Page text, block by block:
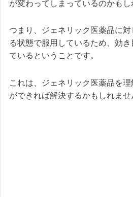
が変わってしまっているのかもし
つまり、ジェネリック医薬品に
る状態で服用しているため、効
ているということです。
これは、ジェネリック医薬品を
ができれば解決するかもしれませ